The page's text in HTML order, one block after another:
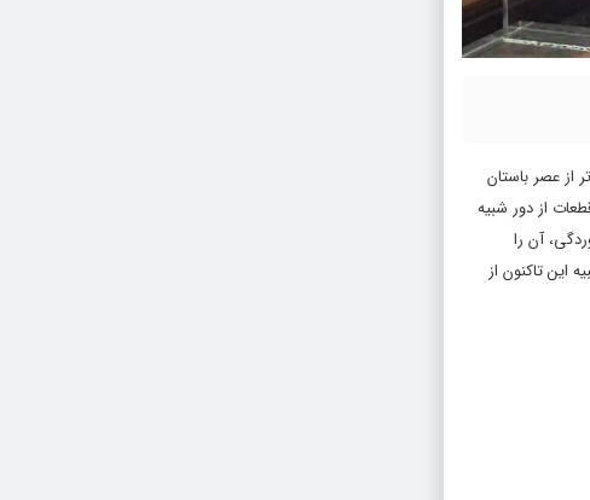
از عصر باستان
این قطعات از دور شبیه
آن را
تاکنون از